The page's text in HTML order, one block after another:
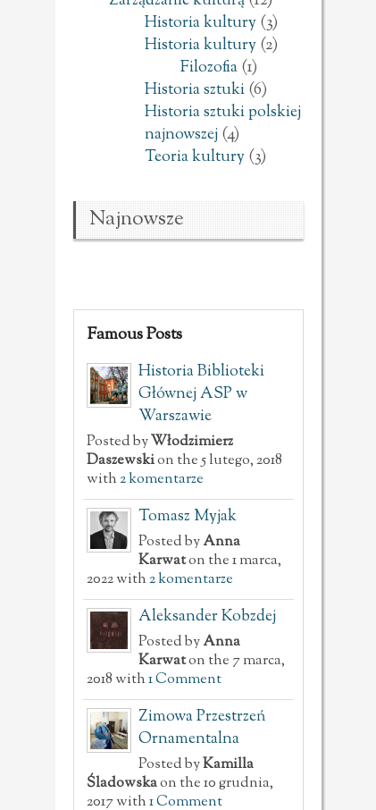
Historia kultury(3)
Historia kultury(2)
Filozofia(1)
Historia sztuki(6)
Historia sztuki polskiej
najnowszej(4)
Teoria kultury(3)
Najnowsze
Famous Posts
Historia Biblioteki
Głównej ASP w
Warszawie
Posted byWłodzimierz
Daszewskion the 5 lutego, 2018
with2 komentarze
Tomasz Myjak
Posted byAnna
Karwaton the 1 marca,
2022 with2 komentarze
Aleksander Kobzdej
Posted byAnna
Karwaton the 7 marca,
2018 with1 Comment
Zimowa Przestrzeń
Ornamentalna
Posted byKamilla
Śladowskaon the 10 grudnia,
2017 with1 Comment